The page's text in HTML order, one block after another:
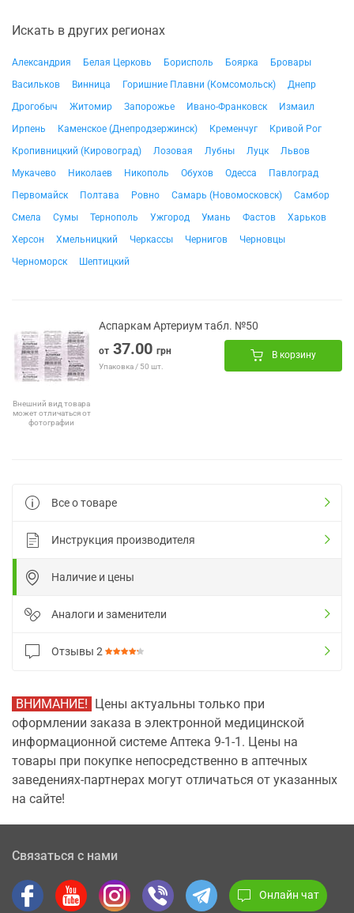
Искать в других регионах
Александрия Белая Церковь Борисполь Боярка
Бровары
Васильков
Винница Горишние Плавни (Комсомольск)
Днепр
Дрогобыч
Житомир Запорожье Ивано-Франковск
Измаил
Ирпень
Каменское (Днепродзержинск) Кременчуг
Кривой Рог
Кропивницкий (Кировоград)
Лозовая Лубны Луцк
Львов
Мукачево
Николаев Никополь Обухов Одесса
Павлоград
Первомайск
Полтава Ровно Самарь (Новомосковск)
Самбор
Смела
Сумы Тернополь Ужгород Умань Фастов
Харьков
Херсон
Хмельницкий Черкассы Чернигов
Черновцы
Черноморск
Шептицкий
Внешний вид товара
может отличаться от
фотографии
Аспаркам Артериум табл. №50
от 37.00 грн
Упаковка / 50 шт.
В корзину
Все о товаре
Инструкция производителя
Наличие и цены
Аналоги и заменители
Отзывы 2
ВНИМАНИЕ! Цены актуальны только при
оформлении заказа в электронной медицинской
информационной системе Аптека 9-1-1. Цены на
товары при покупке непосредственно в аптечных
заведениях-партнерах могут отличаться от указанных
на сайте!
Связаться с нами
Онлайн чат